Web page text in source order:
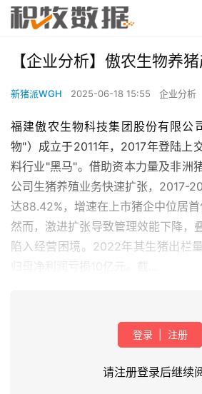
【企业分析】傲农生物养
新猪派WGH 2025-06-18 15:55 企业分析
福建傲农生物科技集团股份有限公
物"）成立于2011年，2017年登陆上
料行业"黑马"。借助资本力量及非洲
公司生猪养殖业务快速扩张，2017-
达88.42%，增速在上市猪企中位居首
然而，激进扩张导致管理效能下降，
陷入经营困境。2022年其生猪出栏
归母净利润亏损10亿元。截...
登录 注册
请注册登录后继续